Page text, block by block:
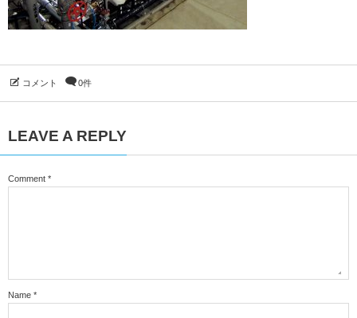
コメント 0件
LEAVE A REPLY
Comment *
Name *